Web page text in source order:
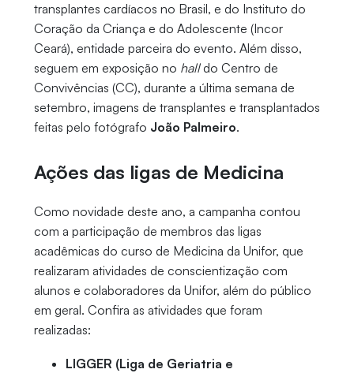
transplantes cardíacos no Brasil, e do Instituto do
Coração da Criança e do Adolescente (Incor
Ceará), entidade parceira do evento. Além disso,
seguem em exposição no halldo Centro de
Convivências (CC), durante a última semana de
setembro, imagens de transplantes e transplantados
feitas pelo fotógrafo João Palmeiro.
Ações das ligas de Medicina
Como novidade deste ano, a campanha contou
com a participação de membros das ligas
acadêmicas do curso de Medicina da Unifor, que
realizaram atividades de conscientização com
alunos e colaboradores da Unifor, além do público
em geral. Confira as atividades que foram
realizadas:
LIGGER (Liga de Geriatria e